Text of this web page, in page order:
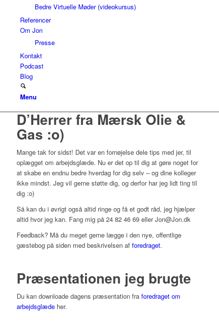
Bedre Virtuelle Møder (videokursus)
Referencer
Om Jon
Presse
Kontakt
Podcast
Blog
Menu
D’Herrer fra Mærsk Olie &
Gas :o)
Mange tak for sidst! Det var en fornøjelse dele tips med jer, til
oplægget om arbejdsglæde. Nu er det op til dig at gøre noget for
at skabe en endnu bedre hverdag for dig selv – og dine kolleger
ikke mindst. Jeg vil gerne støtte dig, og derfor har jeg lidt ting til
dig :o)
Så kan du i øvrigt også altid ringe og få et godt råd, jeg hjælper
altid hvor jeg kan. Fang mig på 24 82 46 69 eller Jon@Jon.dk
Feedback? Må du meget gerne lægge i den nye, offentlige
gæstebog på siden med beskrivelsen af foredraget.
Præsentationen jeg brugte
Du kan downloade dagens præsentation fra foredraget om
arbejdsglædeher.